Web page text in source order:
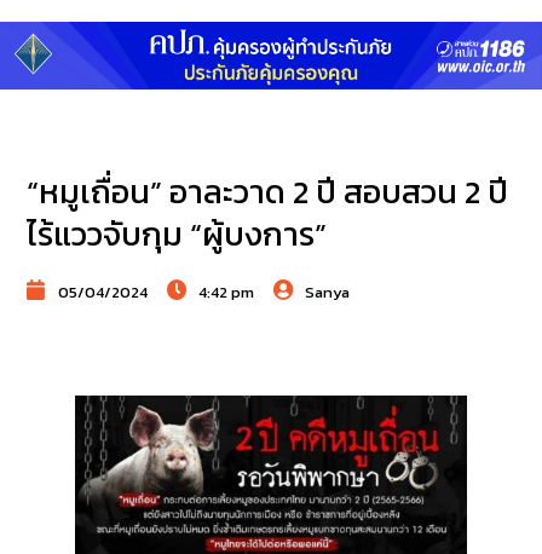
“หมูเถื่อน” อาละวาด 2 ปี สอบสวน 2 ปี
ไร้แววจับกุม “ผู้บงการ”
05/04/2024 4:42 pm Sanya